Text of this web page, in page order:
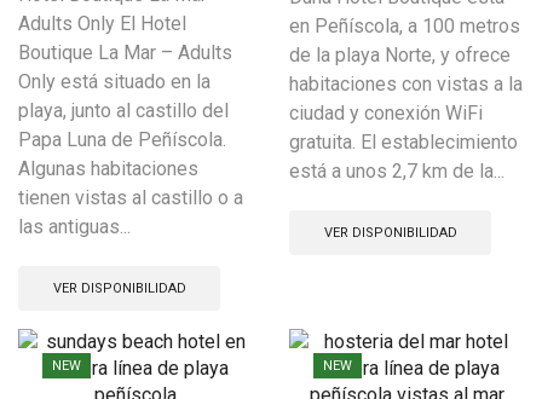
Adults Only El Hotel
Boutique La Mar – Adults
Only está situado en la
playa, junto al castillo del
Papa Luna de Peñíscola.
Algunas habitaciones
tienen vistas al castillo o a
las antiguas...
VER DISPONIBILIDAD
en Peñíscola, a 100 metros
de la playa Norte, y ofrece
habitaciones con vistas a la
ciudad y conexión WiFi
gratuita. El establecimiento
está a unos 2,7 km de la...
VER DISPONIBILIDAD
NEW NEW